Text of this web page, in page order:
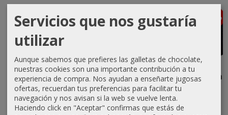
-15 %
1989: Dawn
of Freedom
- 2nd
Printing
Agotado-15 %
2 Minutos
para
Medianoche
75,65 €
-10 %
Twilight
Struggle, la
Guerra Fría...
49,50 €
Agotado -5 %
Dune
Imperium
Servicios que nos gustaría
utilizar
Aunque sabemos que prefieres las galletas de chocolate,
nuestras cookies son una importante contribución a tu
experiencia de compra. Nos ayudan a enseñarte jugosas
ofertas, recuerdan tus preferencias para facilitar tu
navegación y nos avisan si la web se vuelve lenta.
Haciendo click en "Aceptar" confirmas que estás de